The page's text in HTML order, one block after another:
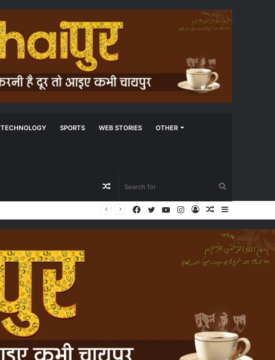
TECHNOLOGY SPORTS WEB STORIES OTHER
for
Random
Article
Sidebar
Random
Log
Instagram
YouTube
Twitter
Facebook